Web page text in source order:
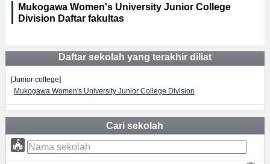
Mukogawa Women's University Junior College
Division Daftar fakultas
Daftar sekolah yang terakhir diliat
[Junior college]
Mukogawa Women's University Junior College Division
Cari sekolah